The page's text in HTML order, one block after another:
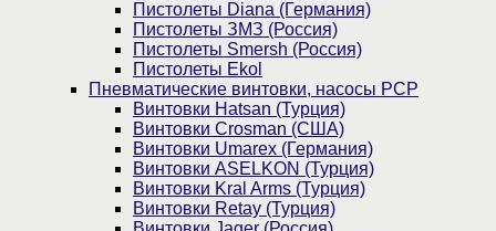
Пистолеты Diana (Германия)
Пистолеты ЗМЗ (Россия)
Пистолеты Smersh (Россия)
Пистолеты Ekol
Пневматические винтовки, насосы PCP
Винтовки Hatsan (Турция)
Винтовки Crosman (США)
Винтовки Umarex (Германия)
Винтовки ASELKON (Турция)
Винтовки Kral Arms (Турция)
Винтовки Retay (Турция)